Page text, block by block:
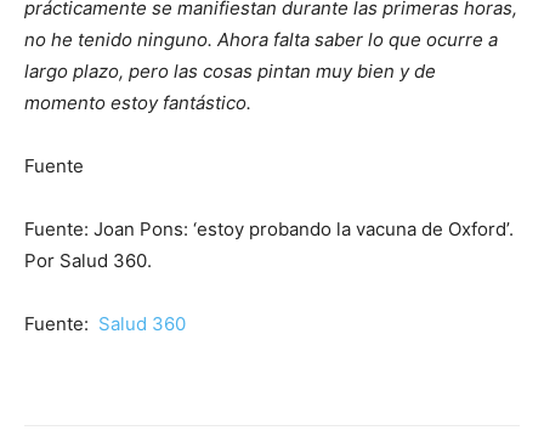
prácticamente se manifiestan durante las primeras horas,
no he tenido ninguno. Ahora falta saber lo que ocurre a
largo plazo, pero las cosas pintan muy bien y de
momento estoy fantástico.
Fuente
Fuente: Joan Pons: ‘estoy probando la vacuna de Oxford’.
Por Salud 360.
Fuente: Salud 360